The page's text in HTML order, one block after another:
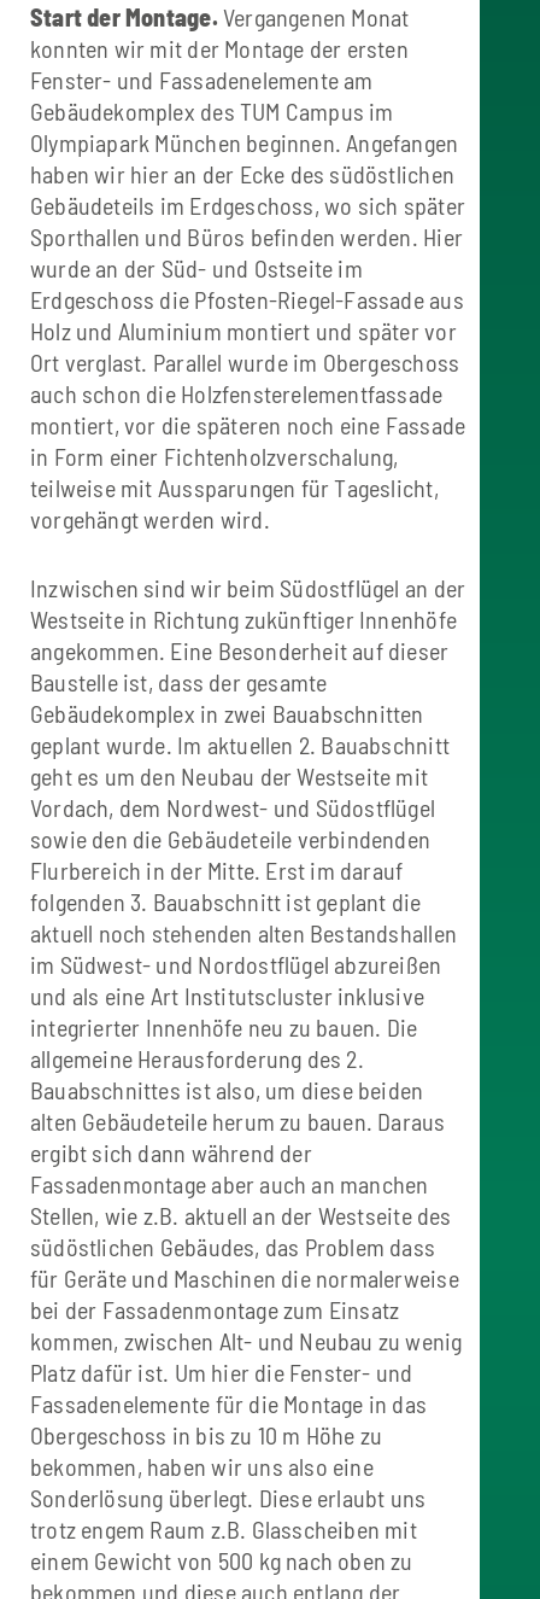
Start der Montage. Vergangenen Monat
konnten wir mit der Montage der ersten
Fenster- und Fassadenelemente am
Gebäudekomplex des TUM Campus im
Olympiapark München beginnen. Angefangen
haben wir hier an der Ecke des südöstlichen
Gebäudeteils im Erdgeschoss, wo sich später
Sporthallen und Büros befinden werden. Hier
wurde an der Süd- und Ostseite im
Erdgeschoss die Pfosten-Riegel-Fassade aus
Holz und Aluminium montiert und später vor
Ort verglast. Parallel wurde im Obergeschoss
auch schon die Holzfensterelementfassade
montiert, vor die späteren noch eine Fassade
in Form einer Fichtenholzverschalung,
teilweise mit Aussparungen für Tageslicht,
vorgehängt werden wird.
Inzwischen sind wir beim Südostflügel an der
Westseite in Richtung zukünftiger Innenhöfe
angekommen. Eine Besonderheit auf dieser
Baustelle ist, dass der gesamte
Gebäudekomplex in zwei Bauabschnitten
geplant wurde. Im aktuellen 2. Bauabschnitt
geht es um den Neubau der Westseite mit
Vordach, dem Nordwest- und Südostflügel
sowie den die Gebäudeteile verbindenden
Flurbereich in der Mitte. Erst im darauf
folgenden 3. Bauabschnitt ist geplant die
aktuell noch stehenden alten Bestandshallen
im Südwest- und Nordostflügel abzureißen
und als eine Art Institutscluster inklusive
integrierter Innenhöfe neu zu bauen. Die
allgemeine Herausforderung des 2.
Bauabschnittes ist also, um diese beiden
alten Gebäudeteile herum zu bauen. Daraus
ergibt sich dann während der
Fassadenmontage aber auch an manchen
Stellen, wie z.B. aktuell an der Westseite des
südöstlichen Gebäudes, das Problem dass
für Geräte und Maschinen die normalerweise
bei der Fassadenmontage zum Einsatz
kommen, zwischen Alt- und Neubau zu wenig
Platz dafür ist. Um hier die Fenster- und
Fassadenelemente für die Montage in das
Obergeschoss in bis zu 10 m Höhe zu
bekommen, haben wir uns also eine
Sonderlösung überlegt. Diese erlaubt uns
trotz engem Raum z.B. Glasscheiben mit
einem Gewicht von 500 kg nach oben zu
bekommen und diese auch entlang der